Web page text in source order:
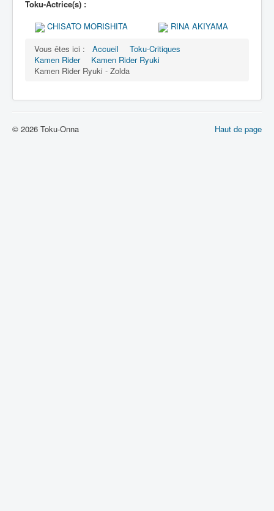
Toku-Actrice(s) :
CHISATO MORISHITA
RINA AKIYAMA
Vous êtes ici :
Accueil
Toku-Critiques
Kamen Rider
Kamen Rider Ryuki
Kamen Rider Ryuki - Zolda
Haut de page
© 2026 Toku-Onna